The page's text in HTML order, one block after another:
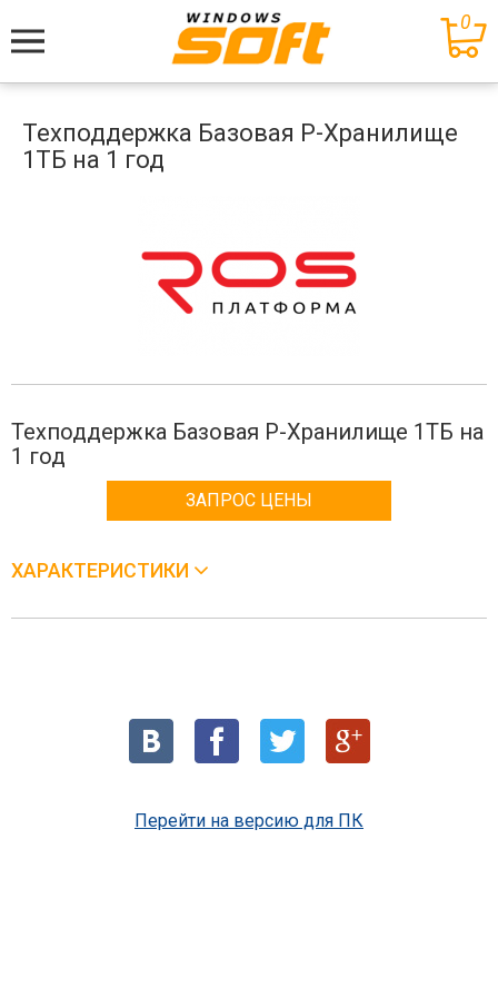
Меню
0
Техподдержка Базовая Р-Хранилище
1ТБ на 1 год
Техподдержка Базовая Р-Хранилище 1ТБ на
1 год
ЗАПРОС ЦЕНЫ
ХАРАКТЕРИСТИКИ
Перейти на версию для ПК